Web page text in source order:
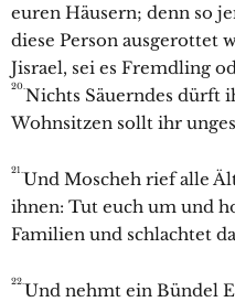
euren Häusern; denn so
diese Person ausgerottet
Jisrael, sei es Fremdling
20.Nichts Säuerndes dürft
Wohnsitzen sollt ihr
21.Und Moscheh rief alle
ihnen: Tut euch um und
Familien und schlachtet
22.Und nehmt ein Bündel